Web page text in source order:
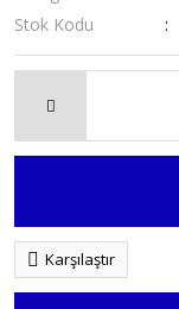
Stok Kodu
Karşılaştır